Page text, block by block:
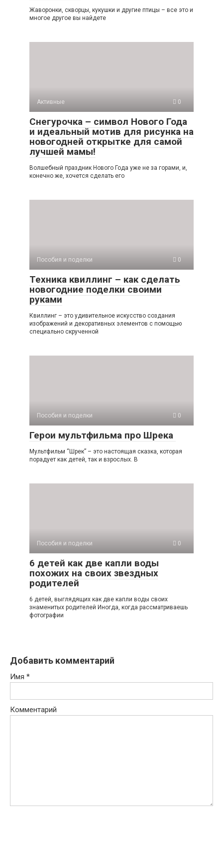
Жаворонки, скворцы, кукушки и другие птицы – все это и
многое другое вы найдете
Активные 0
Снегурочка – символ Нового Года
и идеальный мотив для рисунка на
новогодней открытке для самой
лучшей мамы!
Волшебный праздник Нового Года уже не за горами, и,
конечно же, хочется сделать его
Пособия и поделки 0
Техника квиллинг – как сделать
новогодние поделки своими
руками
Квиллинг – это удивительное искусство создания
изображений и декоративных элементов с помощью
специально скрученной
Пособия и поделки 0
Герои мультфильма про Шрека
Мультфильм “Шрек” – это настоящая сказка, которая
порадует как детей, так и взрослых. В
Пособия и поделки 0
6 детей как две капли воды
похожих на своих звездных
родителей
6 детей, выглядящих как две капли воды своих
знаменитых родителей Иногда, когда рассматриваешь
фотографии
Добавить комментарий
Имя *
Комментарий